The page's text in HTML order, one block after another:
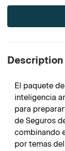
Current
Description
El paquete
inteligencia
para
de Seguros
combinando
por temas